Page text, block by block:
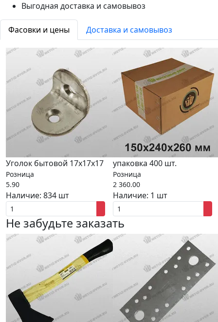
Выгодная доставка и самовывоз
Фасовки и цены Доставка и самовывоз
Уголок бытовой 17х17х17
Розница
5.90
Наличие: 834 шт
упаковка 400 шт.
Розница
2 360.00
Наличие: 1 шт
Не забудьте заказать